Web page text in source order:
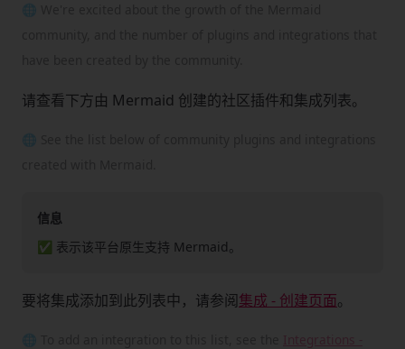
🌐 We're excited about the growth of the Mermaid
请查看下方由 Mermaid 创建的社区插件和集成列表。
🌐 See the list below of community plugins and integrations
信息
✅ 表示该平台原生支持 Mermaid。
要将集成添加到此列表中，请参阅集成 - 创建页面。
🌐 To add an integration to this list, see the Integrations -